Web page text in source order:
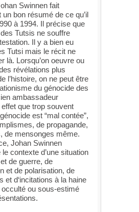
Swinnen fait
un bon résumé de ce qu’il
à 1994. Il précise que
Tutsis ne souffre
Il y a bien eu
Tutsi mais le récit ne
là. Lorsqu’on oeuvre ou
révélations plus
l’histoire, on ne peut être
du génocide des
ambassadeur
que trop souvent
est “mal contée”,
de propagande,
de mensonges même.
Johan Swinnen
contexte d’une situation
de guerre, de
et de polarisation, de
et d‘incitations à la haine
ou sous-estimé